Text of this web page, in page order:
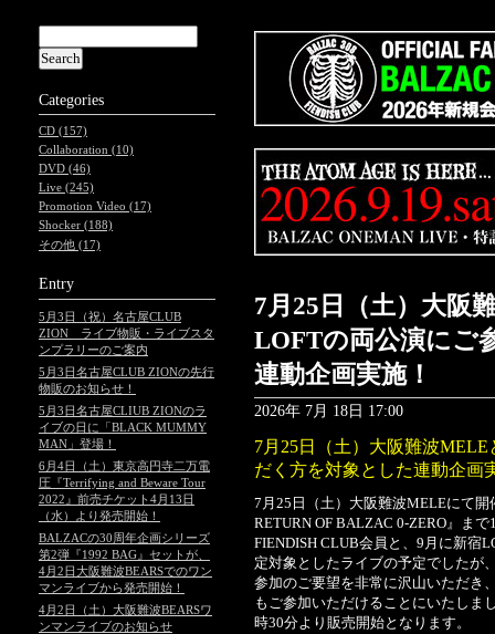
7月25日（土）大阪
LOFTの両公演にご
連動企画実施！
2026年 7月 18日 17:00
7月25日（土）大阪難波
だく方を対象とした連動企画
7月25日（土）大阪難波MELEにて開
RETURN OF BALZAC 0-ZERO』ま
FIENDISH CLUB会員と、9月に新宿
定対象としたライブの予定でしたが
参加のご要望を非常に沢山いただき
もご参加いただけることにいたしま
時30分より販売開始となります。
Categories
CD (157)
Collaboration (10)
DVD (46)
Live (245)
Promotion Video (17)
Shocker (188)
その他 (17)
Entry
5月3日（祝）名古屋CLUB
ZION ライブ物販・ライブスタ
ンプラリーのご案内
5月3日名古屋CLUB ZIONの先行
物販のお知らせ！
5月3日名古屋CLIUB ZIONのラ
イブの日に「BLACK MUMMY
MAN」登場！
6月4日（土）東京高円寺二万電
圧『Terrifying and Beware Tour
2022』前売チケット4月13日
（水）より発売開始！
BALZACの30周年企画シリーズ
第2弾『1992 BAG』セットが、
4月2日大阪難波BEARSでのワン
マンライブから発売開始！
4月2日（土）大阪難波BEARSワ
ンマンライブのお知らせ